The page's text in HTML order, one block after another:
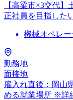
【高梁市×3交代】
正社員を目指した
機械オペレー
勤務地
面接地
雇入れ直後：岡山
める就業場所 ※詳